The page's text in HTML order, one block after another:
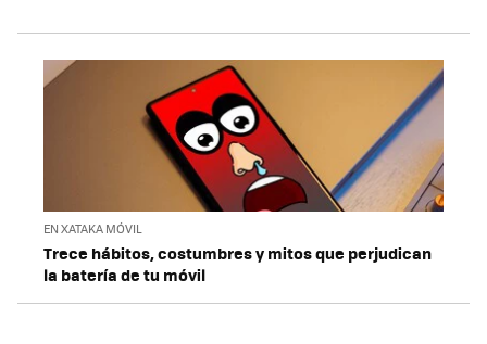
EN XATAKA MÓVIL
Trece hábitos, costumbres y mitos que perjudican
la batería de tu móvil